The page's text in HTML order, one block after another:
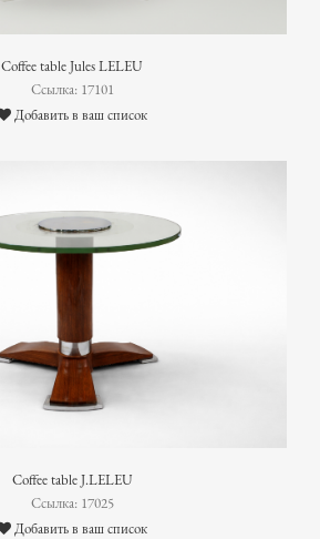
Coffee table Jules LELEU
Ссылка: 17101
Добавить в ваш список
Coffee table J.LELEU
Ссылка: 17025
Добавить в ваш список